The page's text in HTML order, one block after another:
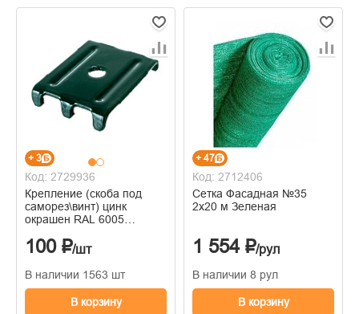
+ 3
Код: 2729936
Крепление (скоба под
саморез\винт) цинк
окрашен RAL 6005
40х40х2
100 ₽/шт
В наличии 1563 шт
В корзину
+ 47
Код: 2712406
Сетка Фасадная №35
2х20 м Зеленая
1 554 ₽/рул
В наличии 8 рул
В корзину